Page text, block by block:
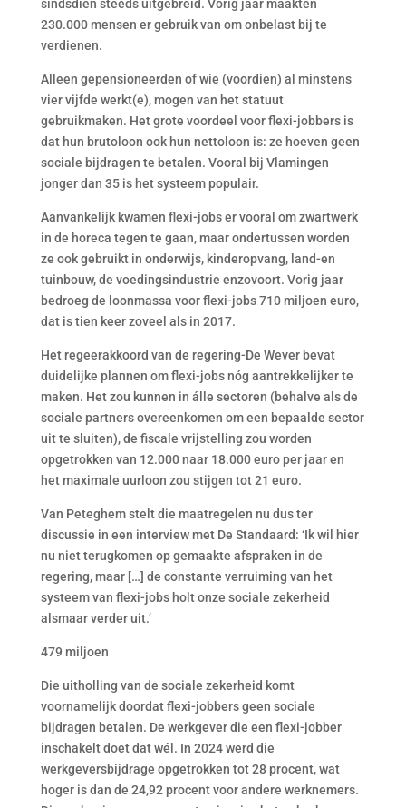
sindsdien steeds uitgebreid. Vorig jaar maakten
230.000 mensen er gebruik van om onbelast bij te
verdienen.
Alleen gepensioneerden of wie (voordien) al minstens
vier vijfde werkt(e), mogen van het statuut
gebruikmaken. Het grote voordeel voor flexi-jobbers is
dat hun brutoloon ook hun nettoloon is: ze hoeven geen
sociale bijdragen te betalen. Vooral bij Vlamingen
jonger dan 35 is het systeem populair.
Aanvankelijk kwamen flexi-jobs er vooral om zwartwerk
in de horeca tegen te gaan, maar ondertussen worden
ze ook gebruikt in onderwijs, kinderopvang, land-en
tuinbouw, de voedingsindustrie enzovoort. Vorig jaar
bedroeg de loonmassa voor flexi-jobs 710 miljoen euro,
dat is tien keer zoveel als in 2017.
Het regeerakkoord van de regering-De Wever bevat
duidelijke plannen om flexi-jobs nóg aantrekkelijker te
maken. Het zou kunnen in álle sectoren (behalve als de
sociale partners overeenkomen om een bepaalde sector
uit te sluiten), de fiscale vrijstelling zou worden
opgetrokken van 12.000 naar 18.000 euro per jaar en
het maximale uurloon zou stijgen tot 21 euro.
Van Peteghem stelt die maatregelen nu dus ter
discussie in een interview met De Standaard: ‘Ik wil hier
nu niet terugkomen op gemaakte afspraken in de
regering, maar […] de constante verruiming van het
systeem van flexi-jobs holt onze sociale zekerheid
alsmaar verder uit.’
479 miljoen
Die uitholling van de sociale zekerheid komt
voornamelijk doordat flexi-jobbers geen sociale
bijdragen betalen. De werkgever die een flexi-jobber
inschakelt doet dat wél. In 2024 werd die
werkgeversbijdrage opgetrokken tot 28 procent, wat
hoger is dan de 24,92 procent voor andere werknemers.